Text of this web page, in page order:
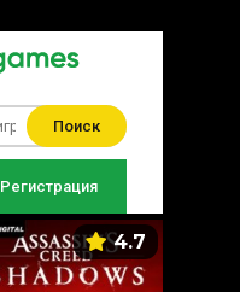
Поиск
Регистрация
4.7